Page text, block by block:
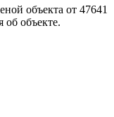
объекта от 47641
объекте.